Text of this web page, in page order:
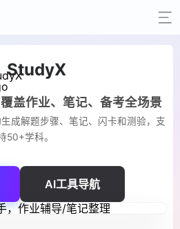
StudyX
盖作业、笔记、备考全场景
成解题步骤、笔记、闪卡和测验，支
50+学科。
AI工具导航